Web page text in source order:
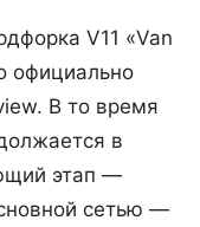
V11 «Van
официально
В то время
в
этап —
сетью —